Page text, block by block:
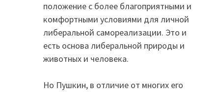
положение с более благоприятными и
комфортными условиями для личной
либеральной самореализации. Это и
есть основа либеральной природы и
животных и человека.
Но Пушкин, в отличие от многих его